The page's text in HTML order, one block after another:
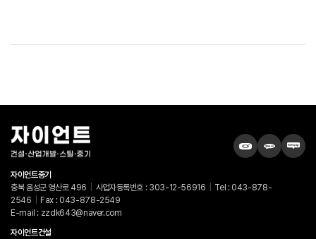
자이언트중기
충북 음성군 영산로 496
사업자등록번호 : 303-12-56916
Tel : 043-878-
2546
Fax : 043-878-2549
E-mail : zzdk643@naver.com
자이언트건설